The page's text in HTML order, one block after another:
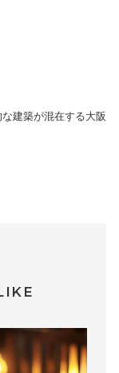
建築が混在する大阪